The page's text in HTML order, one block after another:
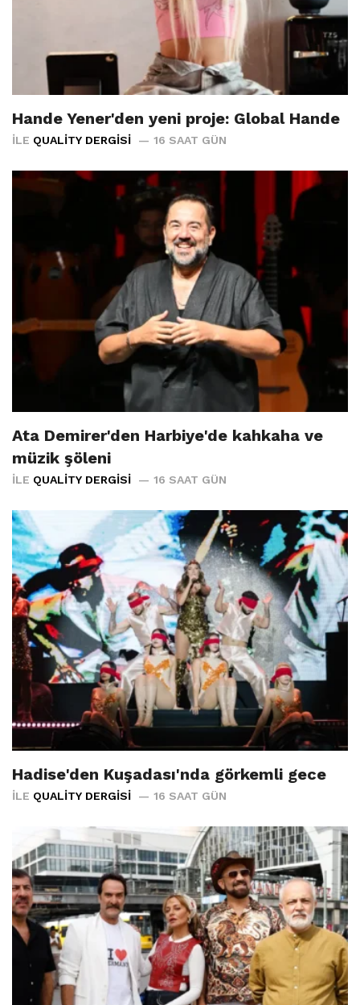
Hande Yener'den yeni proje: Global Hande
İLE QUALITY DERGISI 16 SAAT GÜN
Ata Demirer'den Harbiye'de kahkaha ve
müzik şöleni
İLE QUALITY DERGISI 16 SAAT GÜN
Hadise'den Kuşadası'nda görkemli gece
İLE QUALITY DERGISI 16 SAAT GÜN